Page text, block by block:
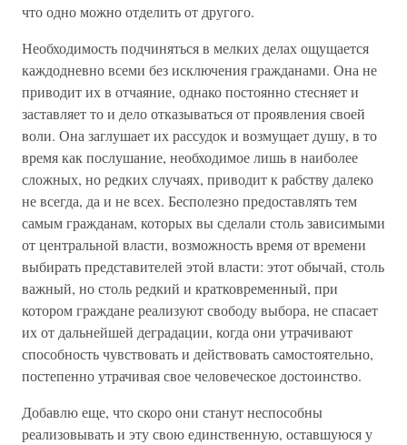
что одно можно отделить от другого.
Необходимость подчиняться в мелких делах ощущается
каждодневно всеми без исключения гражданами. Она не
приводит их в отчаяние, однако постоянно стесняет и
заставляет то и дело отказываться от проявления своей
воли. Она заглушает их рассудок и возмущает душу, в то
время как послушание, необходимое лишь в наиболее
сложных, но редких случаях, приводит к рабству далеко
не всегда, да и не всех. Бесполезно предоставлять тем
самым гражданам, которых вы сделали столь зависимыми
от центральной власти, возможность время от времени
выбирать представителей этой власти: этот обычай, столь
важный, но столь редкий и кратковременный, при
котором граждане реализуют свободу выбора, не спасает
их от дальнейшей деградации, когда они утрачивают
способность чувствовать и действовать самостоятельно,
постепенно утрачивая свое человеческое достоинство.
Добавлю еще, что скоро они станут неспособны
реализовывать и эту свою единственную, оставшуюся у